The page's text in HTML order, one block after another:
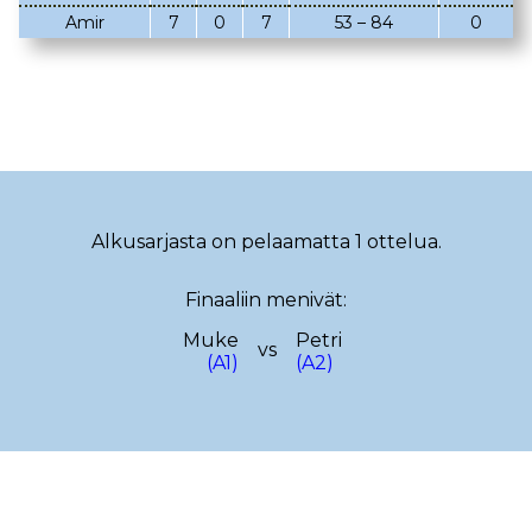
02.03.2023
08.02.2023
22.12.2022
14.12.2022
29.10.2022
19.10.2022
08.10.2022
29.09.2022
Amir
7 0 7 53 – 84 0
Alkusarjasta on pelaamatta 1 ottelua.
Finaaliin menivät:
Muke
(A1)
vs
Petri
(A2)